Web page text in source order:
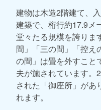
建物は木造2階建て、
建築で、桁行約17.9メ
堂々たる規模を誇りま
間」「三の間」「控え
の間」は畳を外すこと
夫が施されています。
された「御座所」があ
れます。